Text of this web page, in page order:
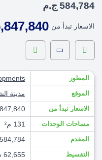
584,784 ج.م
الاسعار تبدأ من
المطور
الموقع مدينة
الاسعار تبدأ من 5,847,840
مساحات الوحدات 131 م²
المقدم 584,784
التقسيط 62,655 سنوات